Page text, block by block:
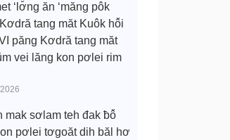
‘lơ̆ng ăn ‘măng pôk
tang măt Kuôk hô̆i
păng Kơdră tang măt
vei lăng kon pơlei rim
mak sơlam teh đak ƀô̆
pơlei tơgoăt dih băl hơ